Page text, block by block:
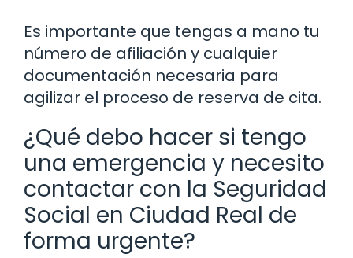
Es importante que tengas a mano tu
número de afiliación y cualquier
documentación necesaria para
agilizar el proceso de reserva de cita.
¿Qué debo hacer si tengo
una emergencia y necesito
contactar con la Seguridad
Social en Ciudad Real de
forma urgente?